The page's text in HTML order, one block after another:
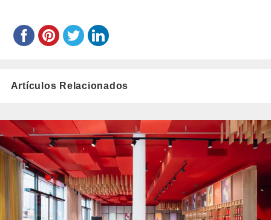
Artículos Relacionados